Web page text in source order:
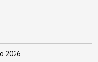
2026